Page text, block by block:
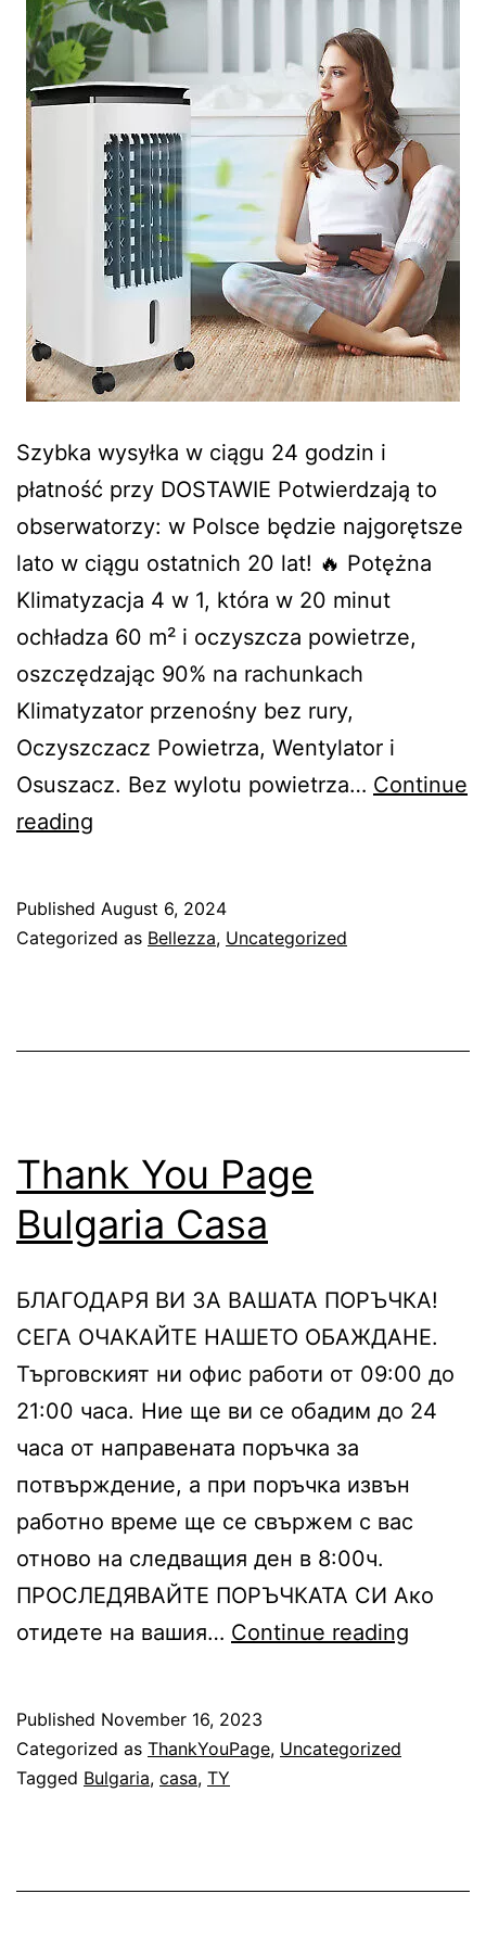
Szybka wysyłka w ciągu 24 godzin i
płatność przy DOSTAWIE Potwierdzają to
obserwatorzy: w Polsce będzie najgorętsze
lato w ciągu ostatnich 20 lat! 🔥 Potężna
Klimatyzacja 4 w 1, która w 20 minut
ochładza 60 m² i oczyszcza powietrze,
oszczędzając 90% na rachunkach
Klimatyzator przenośny bez rury,
Oczyszczacz Powietrza, Wentylator i
Osuszacz. Bez wylotu powietrza… Continue
reading
Published August 6, 2024
Categorized as Bellezza, Uncategorized
Thank You Page
Bulgaria Casa
БЛАГОДАРЯ ВИ ЗА ВАШАТА ПОРЪЧКА!
СЕГА ОЧАКАЙТЕ НАШЕТО ОБАЖДАНЕ.
Търговският ни офис работи от 09:00 до
21:00 часа. Ние ще ви се обадим до 24
часа от направената поръчка за
потвърждение, а при поръчка извън
работно време ще се свържем с вас
отново на следващия ден в 8:00ч.
ПРОСЛЕДЯВАЙТЕ ПОРЪЧКАТА СИ Ако
отидете на вашия… Continue reading
Published November 16, 2023
Categorized as ThankYouPage, Uncategorized
Tagged Bulgaria, casa, TY